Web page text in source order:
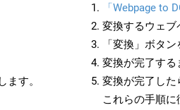
す。
「Webpage to
変換するウェブ
「変換」ボタ
変換が完了する
変換が完了した
これらの手順